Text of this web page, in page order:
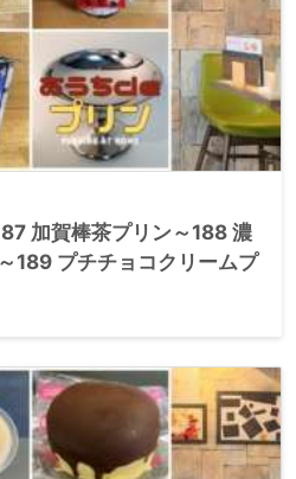
加賀棒茶プリン～188 濃
189 プチチョコクリームプ